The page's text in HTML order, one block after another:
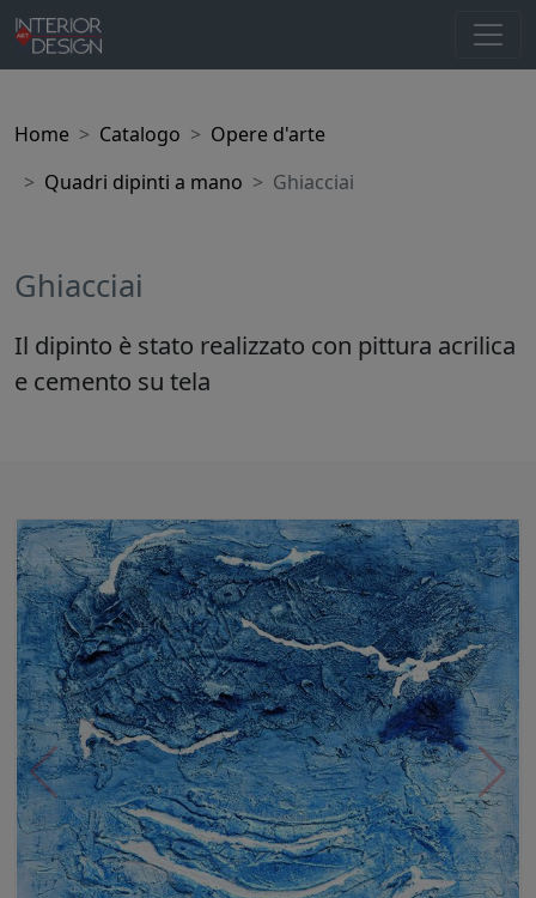
Home Catalogo
Opere d'arte
Quadri dipinti a mano
Ghiacciai
Ghiacciai
Il dipinto è stato realizzato con pittura acrilica
e cemento su tela